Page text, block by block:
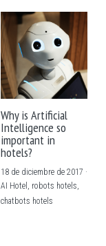
Why is Artificial
Intelligence so
important in
hotels?
18 de diciembre de 2017 ·
AI Hotel, robots hotels,
chatbots hotels